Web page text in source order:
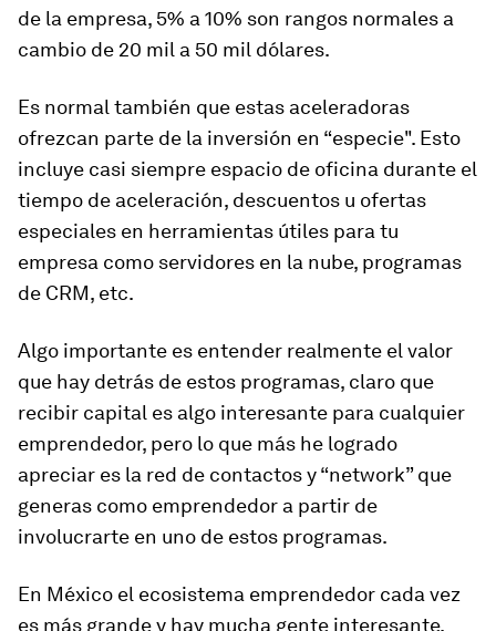
de la empresa, 5% a 10% son rangos normales a
cambio de 20 mil a 50 mil dólares.
Es normal también que estas aceleradoras
ofrezcan parte de la inversión en “especie". Esto
incluye casi siempre espacio de oficina durante el
tiempo de aceleración, descuentos u ofertas
especiales en herramientas útiles para tu
empresa como servidores en la nube, programas
de CRM, etc.
Algo importante es entender realmente el valor
que hay detrás de estos programas, claro que
recibir capital es algo interesante para cualquier
emprendedor, pero lo que más he logrado
apreciar es la red de contactos y “network” que
generas como emprendedor a partir de
involucrarte en uno de estos programas.
En México el ecosistema emprendedor cada vez
es más grande y hay mucha gente interesante.